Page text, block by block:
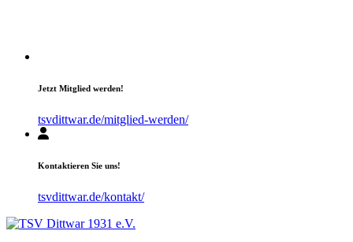
Jetzt Mitglied werden!
tsvdittwar.de/mitglied-werden/
Kontaktieren Sie uns!
tsvdittwar.de/kontakt/